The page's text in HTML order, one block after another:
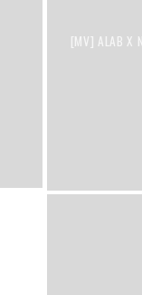
[MV] ALAB X